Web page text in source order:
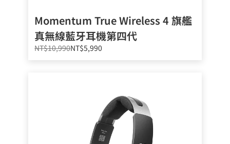
Momentum True Wireless 4 旗艦
真無線藍牙耳機第四代
NT$10,990NT$5,990